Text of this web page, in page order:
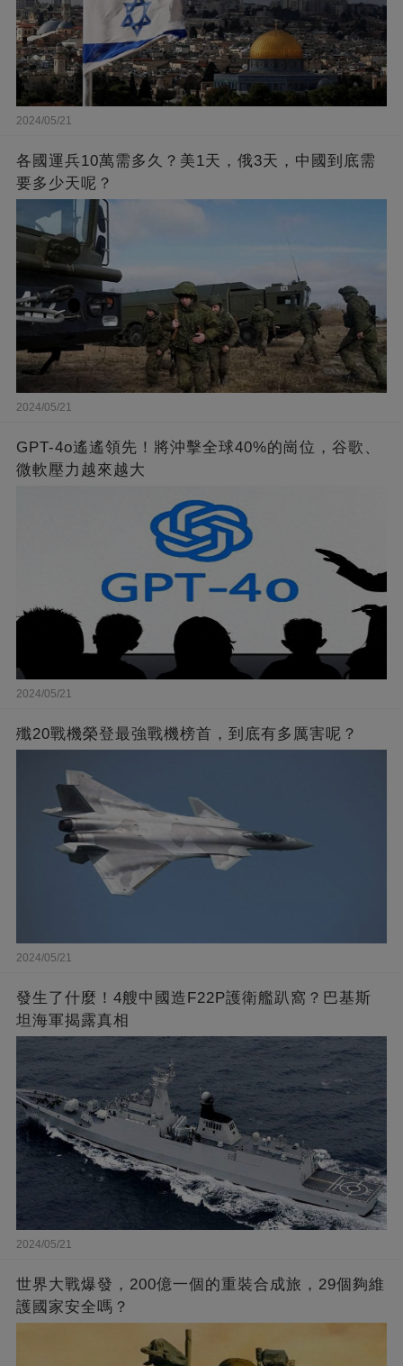
2024/05/21
各國運兵10萬需多久？美1天，俄3天，中國到底需
要多少天呢？
2024/05/21
GPT-4o遙遙領先！將沖擊全球40%的崗位，谷歌、
微軟壓力越來越大
2024/05/21
殲20戰機榮登最強戰機榜首，到底有多厲害呢？
2024/05/21
發生了什麼！4艘中國造F22P護衛艦趴窩？巴基斯
坦海軍揭露真相
2024/05/21
世界大戰爆發，200億一個的重裝合成旅，29個夠維
護國家安全嗎？